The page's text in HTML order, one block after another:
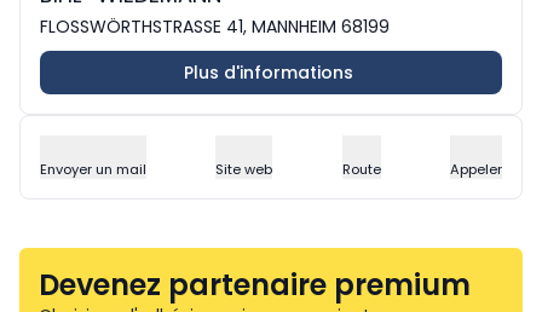
FLOSSWÖRTHSTRASSE 41, MANNHEIM 68199
Plus d'informations
Envoyer un mail Site web Route Appeler
Devenez partenaire premium